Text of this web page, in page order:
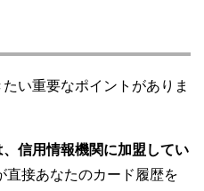
い重要なポイントがありま
信用情報機関に加盟してい
直接あなたのカード履歴を